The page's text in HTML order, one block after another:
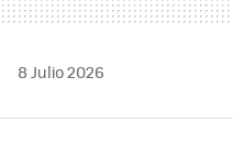
8 Julio 2026